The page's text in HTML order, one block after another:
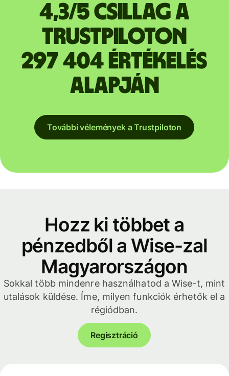
4,3/5 csillag a
Trustpiloton
297 404 értékelés
alapján
További vélemények a Trustpiloton
Hozz ki többet a
pénzedből a Wise-zal
Magyarországon
Sokkal több mindenre használhatod a Wise-t, mint
utalások küldése. Íme, milyen funkciók érhetők el a
régiódban.
Regisztráció